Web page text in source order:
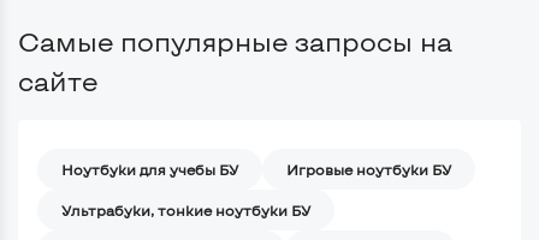
Самые популярные запросы на
сайте
Ноутбуки для учебы БУ Игровые ноутбуки БУ
Ультрабуки, тонкие ноутбуки БУ